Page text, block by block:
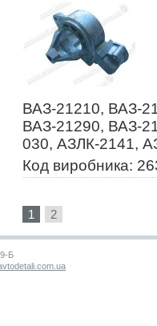
ВАЗ-21210, ВАЗ-
ВАЗ-21290, ВАЗ-
030, АЗЛК-2141,
Код виробника:
1 2
Б